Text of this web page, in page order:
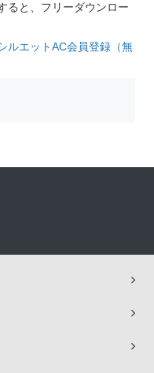
ると、フリーダウンロー
ルエットAC会員登録（無